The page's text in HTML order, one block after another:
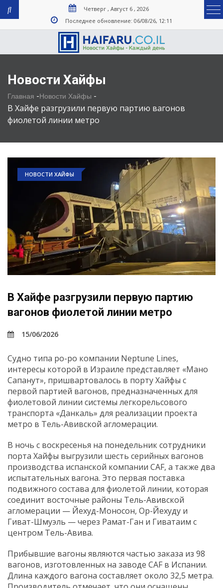
Четверг , Август 6 , 2026
Последнее обновление: 06/08/26, 12:11
Новости Хайфы
Главная -Новости Хайфы -
В Хайфе разгрузили первую партию вагонов
фиолетой линии метро
НОВОСТИ ХАЙФЫ
В Хайфе разгрузили первую партию
вагонов фиолетой линии метро
15/06/2026
Судно типа ро-ро компании Neptune Lines,
интересы которой в Израиле представляет «Мано
Сапанут», пришвартовалось в порту Хайфы с
первой партией вагонов, предназначенных для
фиолетовой линии системы легкорельсового
транспорта «Данкаль» для реализации проекта
метро в Тель-Авивской агломерации.
В ночь с воскресенья на понедельник сотрудники
порта Хайфы выгрузили шесть серийных вагонов
производства испанской компании CAF, а также два
испытательных вагона. Это первая поставка
подвижного состава для фиолетой линии, которая
соединит восточные районы Тель-Авивской
агломерации — Йехуд-Моносон, Ор-Йехуду и
Гиват-Шмуэль — через Рамат-Ган и Гиватаим с
центром Тель-Авива.
Прибывшие вагоны являются частью заказа из 98
вагонов, изготовленных на заводе CAF в Испании.
Длина каждого вагона составляет около 32,5 метра.